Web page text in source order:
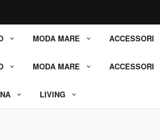
MODA MARE ACCESSORI
MODA MARE ACCESSORI
LIVING